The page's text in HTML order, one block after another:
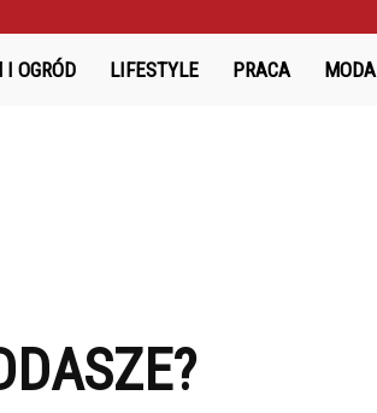
I OGRÓD LIFESTYLE PRACA MODA